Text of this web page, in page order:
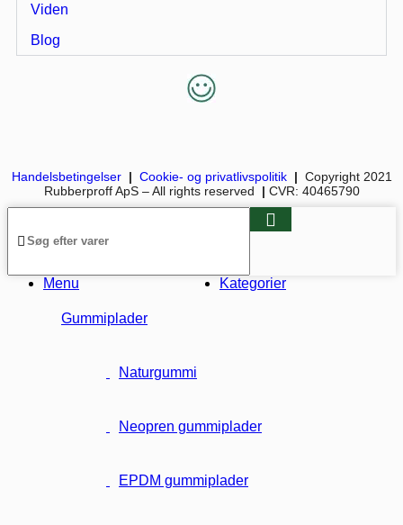
Viden
Blog
Handelsbetingelser | Cookie- og privatlivspolitik | Copyright 2021
Rubberproff ApS – All rights reserved | CVR: 40465790
Menu Kategorier
Gummiplader
Naturgummi
Neopren gummiplader
EPDM gummiplader